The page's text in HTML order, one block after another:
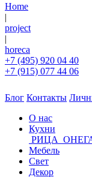
Home
|
project
|
horeca
+7 (495) 920 04 40
+7 (915) 077 44 06
Блог Контакты
О нас
Кухни
РИЦА
Мебель
Свет
Декор